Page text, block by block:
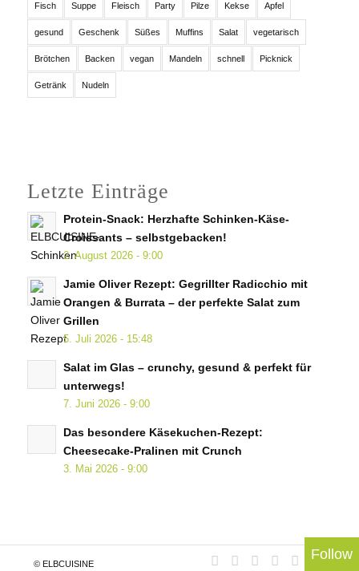
Fisch Suppe Fleisch Party Pilze Kekse Apfel
gesund Geschenk Süßes Muffins Salat vegetarisch
Brötchen Backen vegan Mandeln schnell Picknick
Getränk Nudeln
Letzte Einträge
Protein-Snack: Herzhafte Schinken-Käse-
Croissants – selbstgebacken!
2. August 2026 - 9:00
Jamie Oliver Rezept: Gegrillter Radicchio mit
Orangen & Burrata – der perfekte Salat zum
Grillen
5. Juli 2026 - 15:48
Salat im Glas – crunchy, gesund & perfekt für
unterwegs!
7. Juni 2026 - 9:00
Das besondere Käsekuchen-Rezept:
Cheesecake-Pralinen mit Crunch
3. Mai 2026 - 9:00
© ELBCUISINE
Follow